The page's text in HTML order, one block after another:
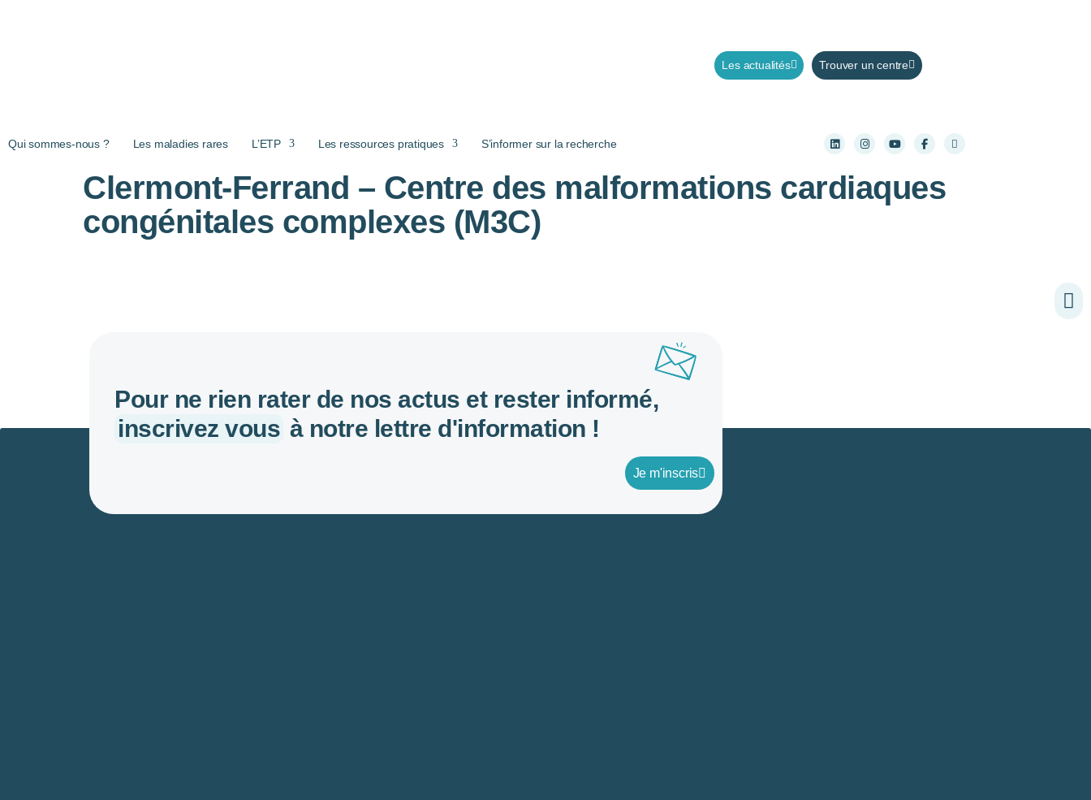
Les actualités Trouver un centre
Qui sommes-nous ? Les maladies rares L’ETP Les ressources pratiques S’informer sur la recherche
Clermont-Ferrand – Centre des malformations cardiaques
congénitales complexes (M3C)
Pour ne rien rater de nos actus et rester informé,
inscrivez vous à notre lettre d'information !
Je m'inscris